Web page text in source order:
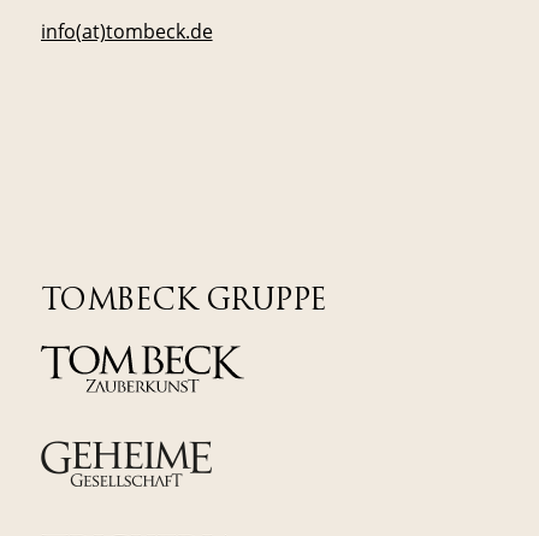
info(at)tombeck.de
TOMBECK GRUPPE